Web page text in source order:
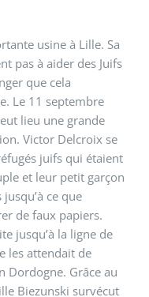
usine à Lille. Sa
pas à aider des Juifs
que cela
Le 11 septembre
lieu une grande
Victor Delcroix se
juifs qui étaient
et leur petit garçon
ce que
de faux papiers.
jusqu’à la ligne de
les attendait de
Dordogne. Grâce au
Biezunski survécut